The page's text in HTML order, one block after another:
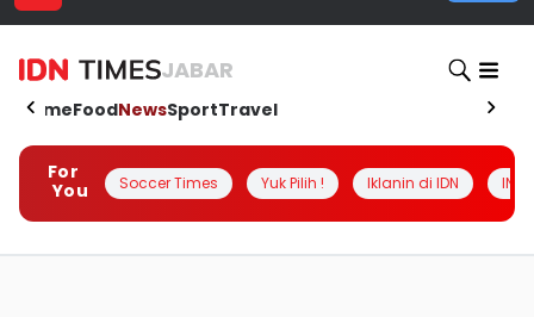
JABAR
HomeFoodNewsSportTravel
For
You
Soccer Times Yuk Pilih ! Iklanin di IDN